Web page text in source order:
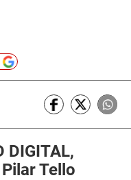
DIGITAL,
Tello